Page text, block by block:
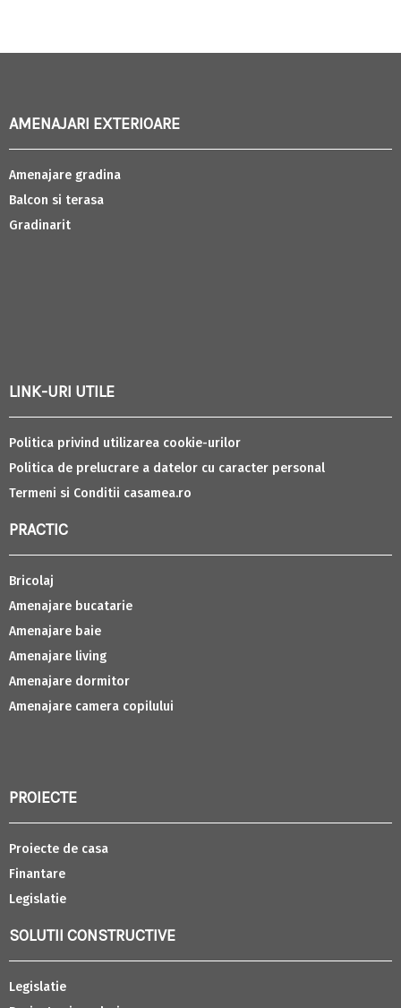
AMENAJARI EXTERIOARE
Amenajare gradina
Balcon si terasa
Gradinarit
LINK-URI UTILE
Politica privind utilizarea cookie-urilor
Politica de prelucrare a datelor cu caracter personal
Termeni si Conditii casamea.ro
PRACTIC
Bricolaj
Amenajare bucatarie
Amenajare baie
Amenajare living
Amenajare dormitor
Amenajare camera copilului
PROIECTE
Proiecte de casa
Finantare
Legislatie
SOLUTII CONSTRUCTIVE
Legislatie